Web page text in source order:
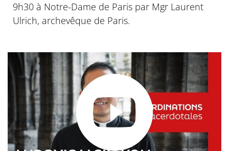
9h30 à Notre-Dame de Paris par Mgr Laurent
Ulrich, archevêque de Paris.